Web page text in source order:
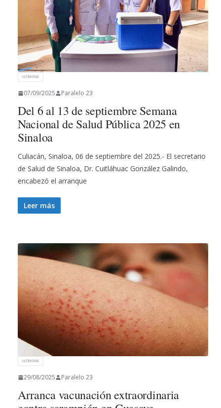
ULTIMORA
07/09/2025 Paralelo 23
Del 6 al 13 de septiembre Semana
Nacional de Salud Pública 2025 en
Sinaloa
Culiacán, Sinaloa, 06 de septiembre del 2025.- El secretario
de Salud de Sinaloa, Dr. Cuitláhuac González Galindo,
encabezó el arranque
Leer más
ULTIMORA
29/08/2025 Paralelo 23
Arranca vacunación extraordinaria